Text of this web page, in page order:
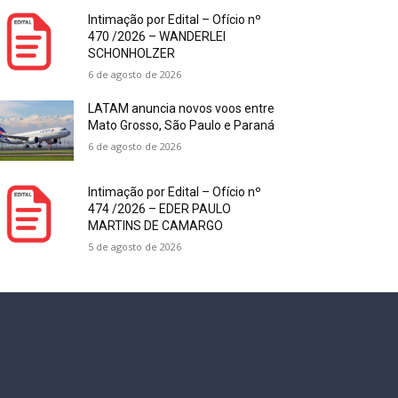
Intimação por Edital – Ofício nº
470 /2026 – WANDERLEI
SCHONHOLZER
6 de agosto de 2026
LATAM anuncia novos voos entre
Mato Grosso, São Paulo e Paraná
6 de agosto de 2026
Intimação por Edital – Ofício nº
474 /2026 – EDER PAULO
MARTINS DE CAMARGO
5 de agosto de 2026